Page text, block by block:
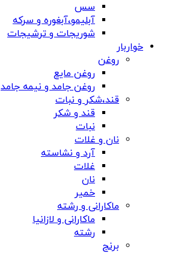
سس
آبلیمو،آبغوره و سرکه
شوریجات و ترشیجات
خواربار
روغن
روغن مایع
روغن جامد و نیمه جامد
قند،شکر و نبات
قند و شکر
نبات
نان و غلات
آرد و نشاسته
غلات
نان
خمیر
ماکارانی و رشته
ماکارانی و لازانیا
رشته
برنج